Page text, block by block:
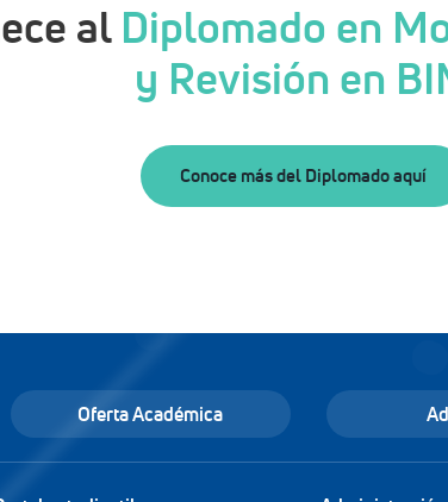
al Diplomado en
y Revisión en
Conoce más del Diplomado aquí
Oferta Académica